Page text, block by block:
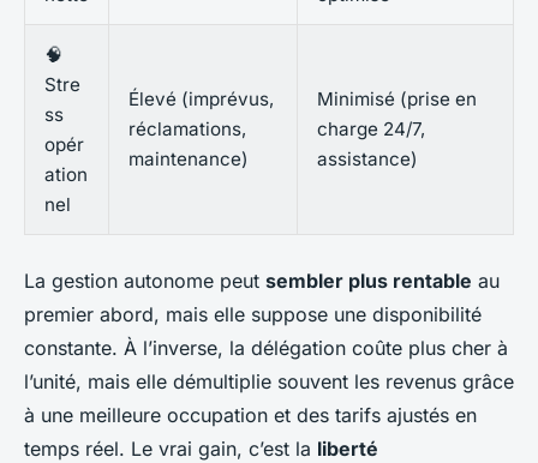
🧠
Stre
ss
opér
ation
nel
Élevé (imprévus,
réclamations,
maintenance)
Minimisé (prise en
charge 24/7,
assistance)
La gestion autonome peut sembler plus rentable au
premier abord, mais elle suppose une disponibilité
constante. À l’inverse, la délégation coûte plus cher à
l’unité, mais elle démultiplie souvent les revenus grâce
à une meilleure occupation et des tarifs ajustés en
temps réel. Le vrai gain, c’est la liberté